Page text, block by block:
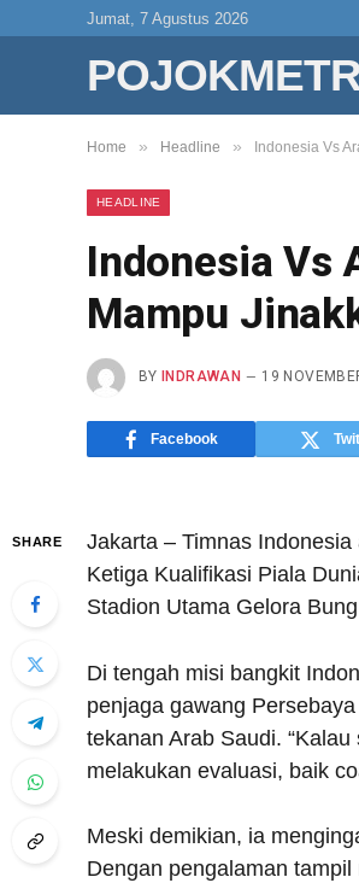
Jumat, 7 Agustus 2026
Home » Headline » Indonesia Vs
HEADLINE
Indonesia Vs
Mampu
BY INDRAWAN 19
Facebook
SHARE
Jakarta – Timnas
Ketiga Kualifikasi Piala
Stadion Utama Gelora
Di tengah misi bangkit
penjaga gawang
tekanan Arab Saudi.
melakukan evaluasi, baik
Meski demikian, ia
Dengan pengalaman